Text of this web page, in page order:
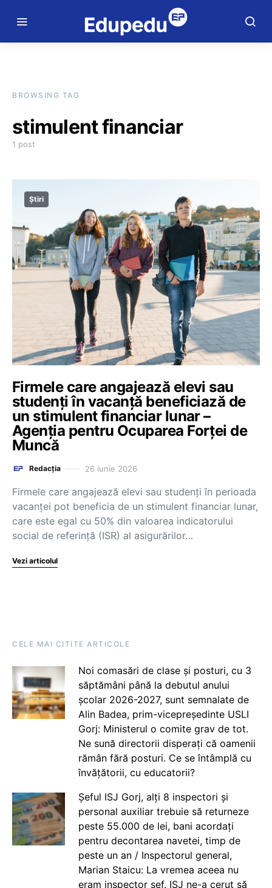
BROWSING TAG
stimulent financiar
1 post
Știri
Firmele care angajează elevi sau
studenți în vacanță beneficiază de
un stimulent financiar lunar –
Agenția pentru Ocuparea Forței de
Muncă
Redacția 26 iunie 2026
Firmele care angajează elevi sau studenți în perioada
vacanței pot beneficia de un stimulent financiar lunar,
care este egal cu 50% din valoarea indicatorului
social de referință (ISR) al asigurărilor…
Vezi articolul
CELE MAI CITITE ARTICOLE
Noi comasări de clase și posturi, cu 3
săptămâni până la debutul anului
școlar 2026-2027, sunt semnalate de
Alin Badea, prim-vicepreședinte USLI
Gorj: Ministerul o comite grav de tot.
Ne sună directorii disperați că oamenii
rămân fără posturi. Ce se întâmplă cu
învățătorii, cu educatorii?
Șeful ISJ Gorj, alți 8 inspectori și
personal auxiliar trebuie să returneze
peste 55.000 de lei, bani acordați
pentru decontarea navetei, timp de
peste un an / Inspectorul general,
Marian Staicu: La vremea aceea nu
eram inspector șef. ISJ ne-a cerut să